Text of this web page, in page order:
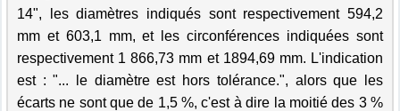
14", les diamètres indiqués sont respectivement 594,2
mm et 603,1 mm, et les circonférences indiquées sont
respectivement 1 866,73 mm et 1894,69 mm. L'indication
est : "... le diamètre est hors tolérance.", alors que les
écarts ne sont que de 1,5 %, c'est à dire la moitié des 3 %